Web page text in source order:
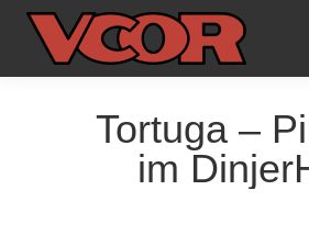
Tortuga –
im